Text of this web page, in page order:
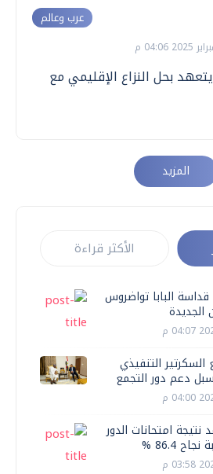
عرب وعالم
يتعهد بحل النزاع الإقليمي مع
المزيد
الأكثر قراءة
البابا تواضروس
الجديدة
السكرتير التنفيذي
دعم دور التجمع
امتحانات الدور
86.4 %